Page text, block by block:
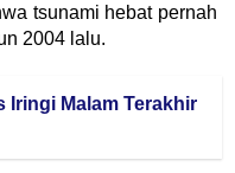
tsunami hebat pernah
2004 lalu.
Iringi Malam Terakhir